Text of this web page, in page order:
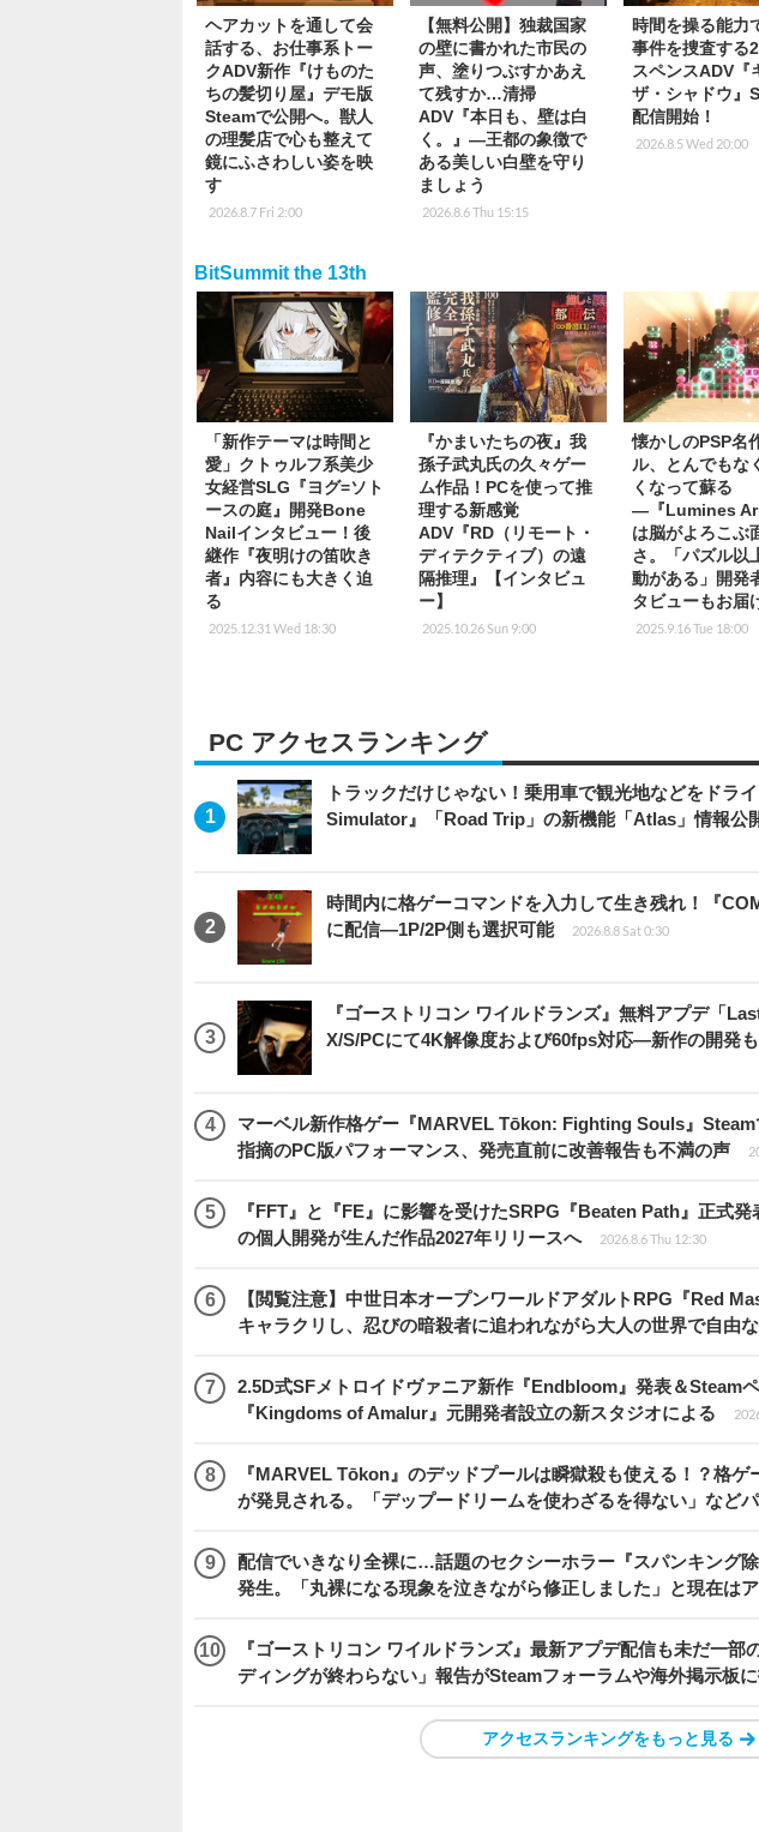
ヘアカットを通して会
話する、お仕事系トー
クADV新作『けものた
ちの髪切り屋』デモ版
Steamで公開へ。獣人
の理髪店で心も整えて
鏡にふさわしい姿を映
す
2026.8.7 Fri 2:00
【無料公開】独裁国家
の壁に書かれた市民の
声、塗りつぶすかあえ
て残すか…清掃
ADV『本日も、壁は白
く。』―王都の象徴で
ある美しい白壁を守り
ましょう
2026.8.6 Thu 15:15
時間を操る能力
事件を捜査する
スペンスADV『
ザ・シャドウ』
配信開始！
2026.8.5 Wed 20:00
BitSummit the 13th
「新作テーマは時間と
愛」クトゥルフ系美少
女経営SLG『ヨグ=ソト
ースの庭』開発Bone
Nailインタビュー！後
継作『夜明けの笛吹き
者』内容にも大きく迫
る
2025.12.31 Wed 18:30
『かまいたちの夜』我
孫子武丸氏の久々ゲー
ム作品！PCを使って推
理する新感覚
ADV『RD（リモート・
ディテクティブ）の遠
隔推理』【インタビュ
ー】
2025.10.26 Sun 9:00
懐かしのPSP名
ル、とんでもな
くなって蘇る
―『Lumines
は脳がよろこぶ
さ。「パズル以
動がある」開発
タビューもお届
2025.9.16 Tue 18:00
PC アクセスランキング
トラックだけじゃない！乗用車で観光地などをドラ
Simulator』「Road Trip」の新機能「Atlas」情報公
時間内に格ゲーコマンドを入力して生き残れ！『
に配信―1P/2P側も選択可能
2026.8.8 Sat 0:30
『ゴーストリコン ワイルドランズ』無料アプデ「
X/S/PCにて4K解像度および60fps対応―新作の開発
マーベル新作格ゲー『MARVEL Tōkon: Fighting Souls』
指摘のPC版パフォーマンス、発売直前に改善報告も不満の声
『FFT』と『FE』に影響を受けたSRPG『Beaten Path』正式
の個人開発が生んだ作品2027年リリースへ
2026.8.6 Thu 12:30
【閲覧注意】中世日本オープンワールドアダルトRPG『Red
キャラクリし、忍びの暗殺者に追われながら大人の世界で自由
2.5D式SFメトロイドヴァニア新作『Endbloom』発表＆Steam
『Kingdoms of Amalur』元開発者設立の新スタジオによる
『MARVEL Tōkon』のデッドプールは瞬獄殺も使える！？格
が発見される。「デップードリームを使わざるを得ない」など
配信でいきなり全裸に…話題のセクシーホラー『スパンキング
発生。「丸裸になる現象を泣きながら修正しました」と現在は
『ゴーストリコン ワイルドランズ』最新アプデ配信も未だ一
ディングが終わらない」報告がSteamフォーラムや海外掲示板
アクセスランキングをもっと見る